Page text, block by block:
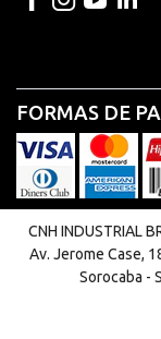
FORMAS DE
CNH INDUSTRIAL
Av. Jerome Case,
Sorocaba -